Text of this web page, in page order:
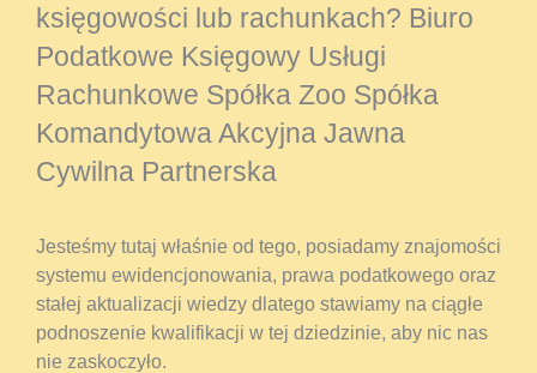
księgowości lub rachunkach? Biuro
Podatkowe Księgowy Usługi
Rachunkowe Spółka Zoo Spółka
Komandytowa Akcyjna Jawna
Cywilna Partnerska
Jesteśmy tutaj właśnie od tego, posiadamy znajomości
systemu ewidencjonowania, prawa podatkowego oraz
stałej aktualizacji wiedzy dlatego stawiamy na ciągłe
podnoszenie kwalifikacji w tej dziedzinie, aby nic nas
nie zaskoczyło.